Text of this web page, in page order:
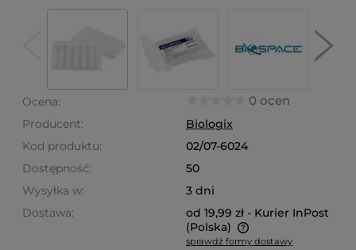
Ocena: 0 ocen
Producent:
Biologix
Kod produktu:
02/07-6024
Dostępność:
50
Wysyłka w:
3 dni
Dostawa:
od 19,99 zł - Kurier InPost
(Polska)
Cena nie zawiera ewentualnych kosztów płatności
sprawdź formy dostawy